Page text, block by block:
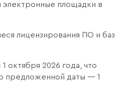
электронные площадки в
лицензирования ПО и баз
октября 2026 года, что
предложенной даты — 1